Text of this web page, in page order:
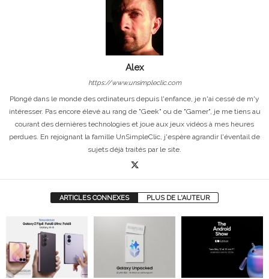
Alex
https://www.unsimpleclic.com
Plongé dans le monde des ordinateurs depuis l'enfance, je n'ai cessé de m'y
intéresser. Pas encore élevé au rang de "Geek" ou de "Gamer", je me tiens au
courant des dernières technologies et joue aux jeux vidéos à mes heures
perdues. En rejoignant la famille UnSimpleClic, j'espère agrandir l'éventail de
sujets déjà traités par le site.
ARTICLES CONNEXES PLUS DE L'AUTEUR